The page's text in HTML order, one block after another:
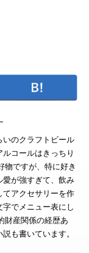
いのクラフトビール
コールはきっちり
物ですが、特に好き
愛が強すぎて、飲み
てアクセサリーを作
でメニュー表にし
財産関係の経歴あ
も書いています。